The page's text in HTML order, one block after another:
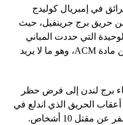
في إمبريال كوليدج
من حريق برج جرينفيل، حيث
التي حددت المباني
التي تستخدم الكسوة المصنوعة من مادة ACM، وهو ما لا يريد
برج لندن إلى فرض حظر
الحريق الذي اندلع في
10 أشخاص.